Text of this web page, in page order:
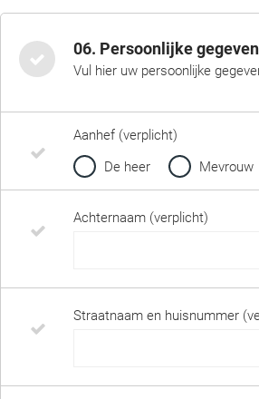
06. Persoonlijke
Vul hier uw persoonlijke
Aanhef (verplicht)
De heer
Mevrouw
Achternaam (verplicht)
Straatnaam en huisnummer